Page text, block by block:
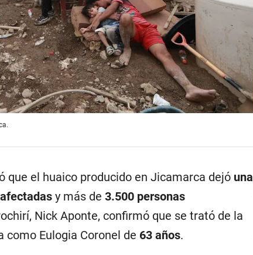
que el huaico producido en Jicamarca dejó una
y más de 3.500 personas
Nick Aponte, confirmó que se trató de la
Eulogia Coronel de 63 años.